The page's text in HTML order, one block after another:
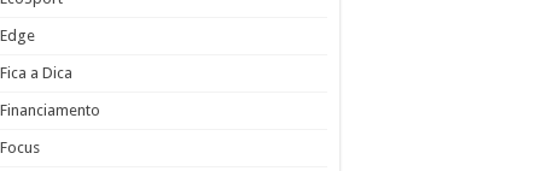
Edge
Fica a Dica
Financiamento
Focus